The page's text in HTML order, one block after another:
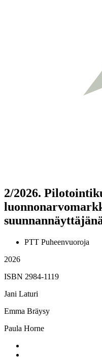
2/2026.
PTT Puheenvuoroja
2026
ISBN 2984-1119
Jani Laturi
Emma Bräysy
Paula Horne